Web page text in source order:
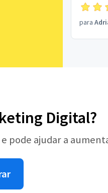
para
Digital?
pode ajudar a